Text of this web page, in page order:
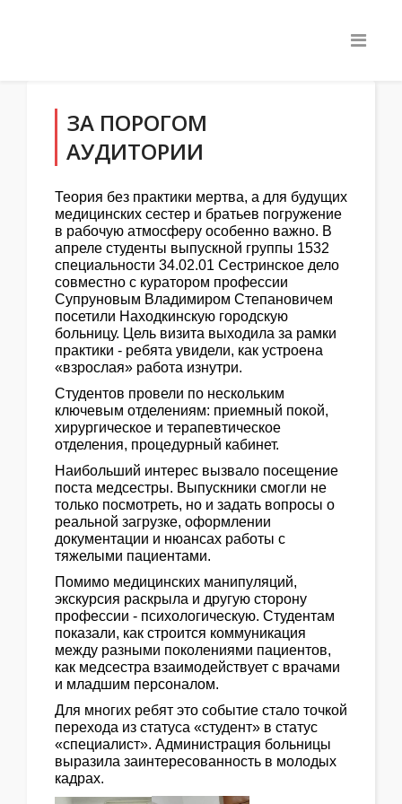
ЗА ПОРОГОМ
АУДИТОРИИ
Теория без практики мертва, а для будущих
медицинских сестер и братьев погружение
в рабочую атмосферу особенно важно. В
апреле студенты выпускной группы 1532
специальности 34.02.01 Сестринское дело
совместно с куратором профессии
Супруновым Владимиром Степановичем
посетили Находкинскую городскую
больницу. Цель визита выходила за рамки
практики - ребята увидели, как устроена
«взрослая» работа изнутри.
Студентов провели по нескольким
ключевым отделениям: приемный покой,
хирургическое и терапевтическое
отделения, процедурный кабинет.
Наибольший интерес вызвало посещение
поста медсестры. Выпускники смогли не
только посмотреть, но и задать вопросы о
реальной загрузке, оформлении
документации и нюансах работы с
тяжелыми пациентами.
Помимо медицинских манипуляций,
экскурсия раскрыла и другую сторону
профессии - психологическую. Студентам
показали, как строится коммуникация
между разными поколениями пациентов,
как медсестра взаимодействует с врачами
и младшим персоналом.
Для многих ребят это событие стало точкой
перехода из статуса «студент» в статус
«специалист». Администрация больницы
выразила заинтересованность в молодых
кадрах.